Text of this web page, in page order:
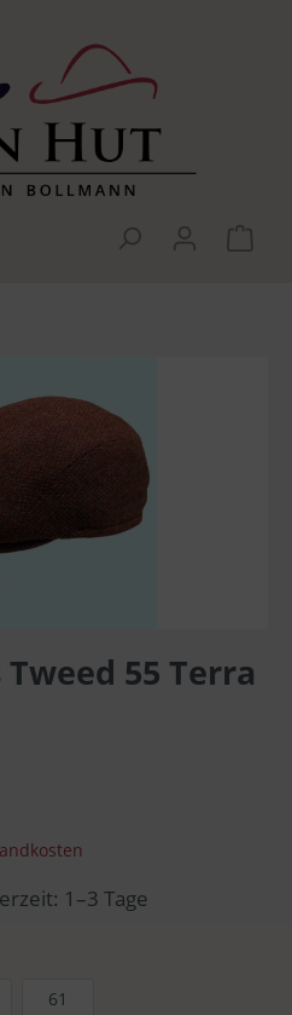
55 Terra
1–3 Tage
61